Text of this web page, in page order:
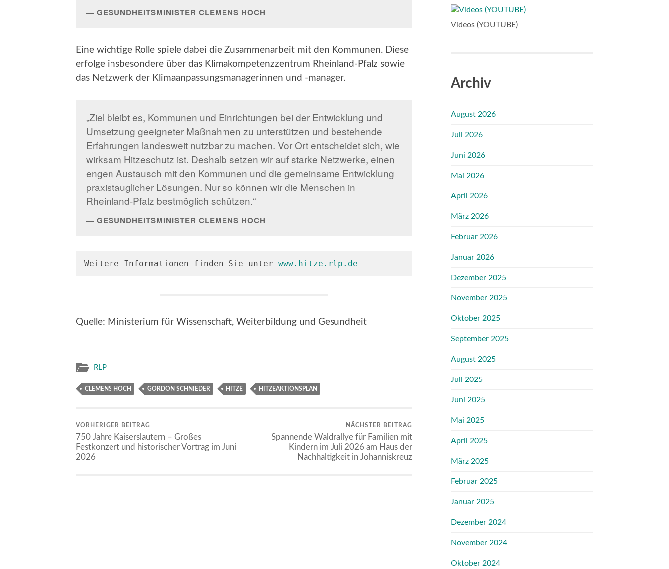
GESUNDHEITSMINISTER CLEMENS HOCH
Eine wichtige Rolle spiele dabei die Zusammenarbeit mit den Kommunen. Diese
erfolge insbesondere über das Klimakompetenzzentrum Rheinland-Pfalz sowie
das Netzwerk der Klimaanpassungsmanagerinnen und -manager.
„Ziel bleibt es, Kommunen und Einrichtungen bei der Entwicklung und
Umsetzung geeigneter Maßnahmen zu unterstützen und bestehende
Erfahrungen landesweit nutzbar zu machen. Vor Ort entscheidet sich, wie
wirksam Hitzeschutz ist. Deshalb setzen wir auf starke Netzwerke, einen
engen Austausch mit den Kommunen und die gemeinsame Entwicklung
praxistauglicher Lösungen. Nur so können wir die Menschen in
Rheinland-Pfalz bestmöglich schützen.“
GESUNDHEITSMINISTER CLEMENS HOCH
Weitere Informationen finden Sie unter www.hitze.rlp.de
Quelle: Ministerium für Wissenschaft, Weiterbildung und Gesundheit
RLP
CLEMENS HOCH GORDON SCHNIEDER HITZE HITZEAKTIONSPLAN
VORHERIGER BEITRAG
750 Jahre Kaiserslautern – Großes
Festkonzert und historischer Vortrag im Juni
2026
NÄCHSTER BEITRAG
Spannende Waldrallye für Familien mit
Kindern im Juli 2026 am Haus der
Nachhaltigkeit in Johanniskreuz
Videos (YOUTUBE)
Archiv
August 2026
Juli 2026
Juni 2026
Mai 2026
April 2026
März 2026
Februar 2026
Januar 2026
Dezember 2025
November 2025
Oktober 2025
September 2025
August 2025
Juli 2025
Juni 2025
Mai 2025
April 2025
März 2025
Februar 2025
Januar 2025
Dezember 2024
November 2024
Oktober 2024